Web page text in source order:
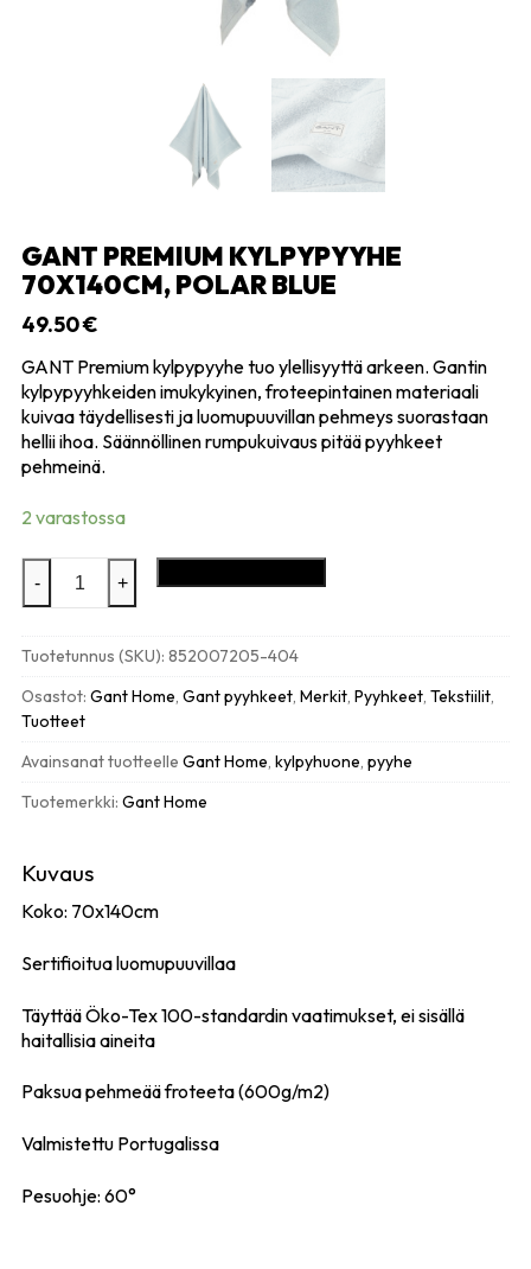
GANT PREMIUM KYLPYPYYHE
70X140CM, POLAR BLUE
49.50€
GANT Premium kylpypyyhe tuo ylellisyyttä arkeen. Gantin
kylpypyyhkeiden imukykyinen, froteepintainen materiaali
kuivaa täydellisesti ja luomupuuvillan pehmeys suorastaan
hellii ihoa. Säännöllinen rumpukuivaus pitää pyyhkeet
pehmeinä.
2 varastossa
GANT
Premium
Polar
blue
määrä
- +
Tuotetunnus (SKU):852007205-404
Osastot:Gant Home,Gant pyyhkeet,Merkit,Pyyhkeet,Tekstiilit,
Tuotteet
Avainsanat tuotteelleGant Home,kylpyhuone,pyyhe
Tuotemerkki:Gant Home
Kuvaus
Koko: 70x140cm
Sertifioitua luomupuuvillaa
Täyttää Öko-Tex 100-standardin vaatimukset, ei sisällä
haitallisia aineita
Paksua pehmeää froteeta (600g/m2)
Valmistettu Portugalissa
Pesuohje: 60°